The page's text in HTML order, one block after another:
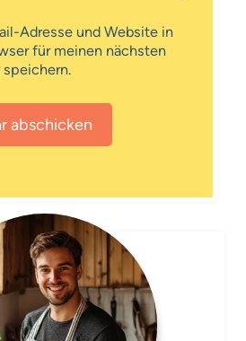
Adresse und Website in
für meinen nächsten